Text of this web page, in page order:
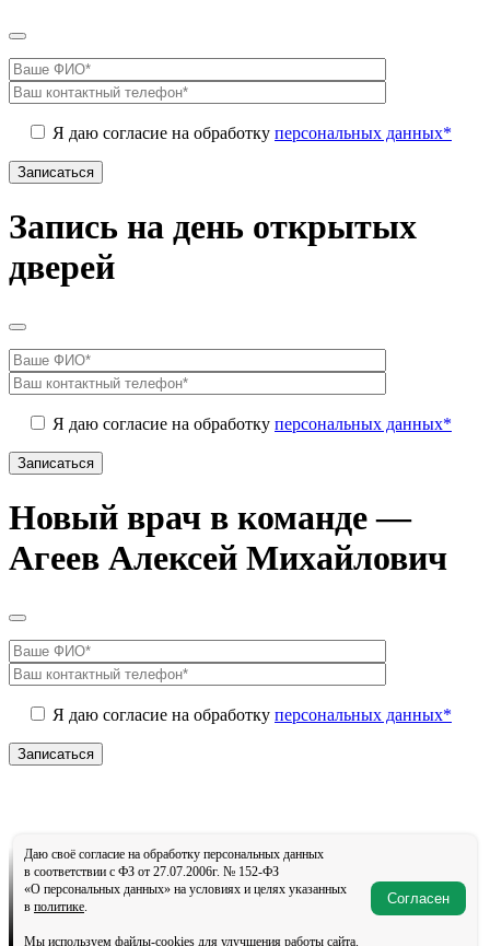
Я даю согласие на обработку персональных данных*
Запись на день открытых
дверей
Я даю согласие на обработку персональных данных*
Новый врач в команде —
Агеев Алексей Михайлович
Я даю согласие на обработку персональных данных*
Даю своё согласие на обработку персональных данных
в соответствии с ФЗ от 27.07.2006г. № 152-ФЗ
«О персональных данных» на условиях и целях указанных
в политике.
Мы используем файлы-cookies для улучшения работы сайта.
Согласен